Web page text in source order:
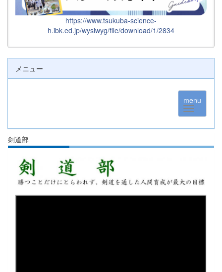
https://www.tsukuba-science-
h.ibk.ed.jp/wysiwyg/file/download/1/2834
メニュー
menu
剣道部